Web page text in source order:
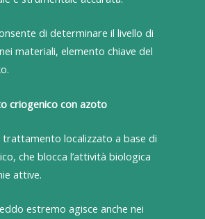
di determinare il livello di
materiali, elemento chiave del
criogenico con azoto
trattamento localizzato a base di
che blocca l’attività biologica
attive.
estremo agisce anche nei